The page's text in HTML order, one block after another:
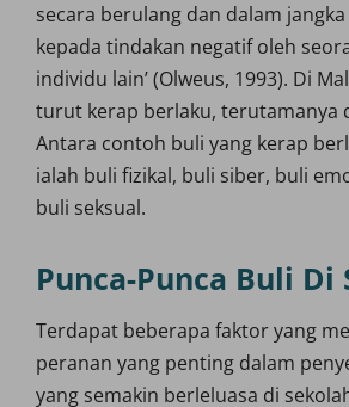
secara berulang dan dalam
kepada tindakan negatif oleh
individu lain’ (Olweus, 1993). Di
turut kerap berlaku, terutamanya
Antara contoh buli yang kerap
ialah buli fizikal, buli siber, buli
buli seksual.
Punca-Punca Buli Di
Terdapat beberapa faktor yang
peranan yang penting dalam
yang semakin berleluasa di